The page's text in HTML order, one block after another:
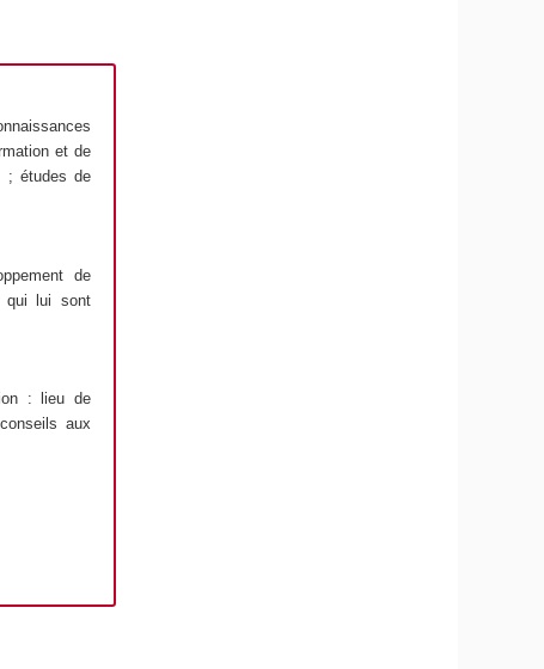
et de
; études de
de
qui lui sont
: lieu de
aux